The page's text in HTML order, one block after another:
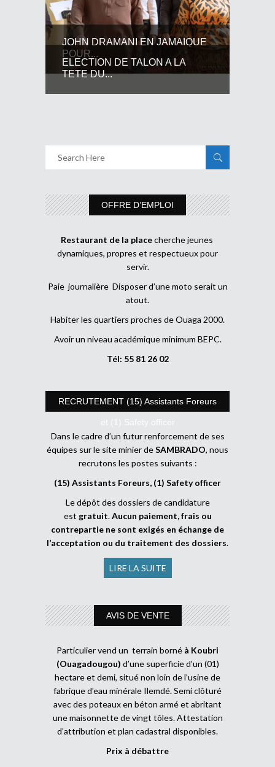
JOHN DRAMANI EN JAMAIQUE
POUR...
ELECTION DE TALON A LA
TETE DU...
OFFRE D’EMPLOI
Restaurant de la placecherche jeunes
dynamiques, propres et respectueux pour
servir.
Paie journalière Disposer d’une moto serait un
atout.
Habiter les quartiers proches de Ouaga 2000.
Avoir un niveau académique minimum BEPC.
Tél: 55 81 26 02
RECRUTEMENT (15) Assistants Foreurs
et (1) Safety officer
Dans le cadre d’un futur renforcement de ses
équipes sur le site minier deSAMBRADO, nous
recrutons les postes suivants :
(15) Assistants Foreurs, (1) Safety officer
Le dépôt des dossiers de candidature
est gratuit.Aucun paiement, frais ou
contrepartie ne sont exigés en échange de
l’acceptation ou du traitement des dossiers.
LIRE LA SUITE
AVIS DE VENTE
Particulier vend un terrain borné à Koubri
(Ouagadougou) d’une superficie d’un (01)
hectare et demi, situé non loin de l’usine de
fabrique d’eau minérale Ilemdé. Semi clôturé
avec des poteaux en béton armé et abritant
une maisonnette de vingt tôles. Attestation
d’attribution et plan cadastral disponibles.
Prix à débattre